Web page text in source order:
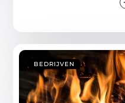
BEDRIJVEN